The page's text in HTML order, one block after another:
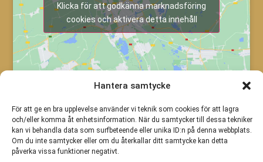
Hantera samtycke
För att ge en bra upplevelse använder vi teknik som cookies för att lagra
och/eller komma åt enhetsinformation. När du samtycker till dessa tekniker
kan vi behandla data som surfbeteende eller unika ID:n på denna webbplats.
Om du inte samtycker eller om du återkallar ditt samtycke kan detta
påverka vissa funktioner negativt.
Klicka för att godkänna marknadsföring
cookies och aktivera detta innehåll